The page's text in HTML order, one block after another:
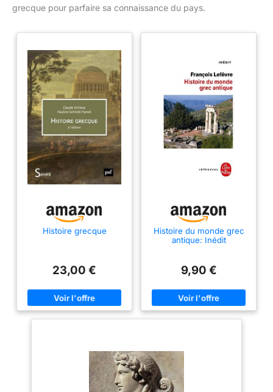
grecque pour parfaire sa connaissance du pays.
Histoire grecque
23,00 €
Histoire du monde grec
antique: Inédit
9,90 €